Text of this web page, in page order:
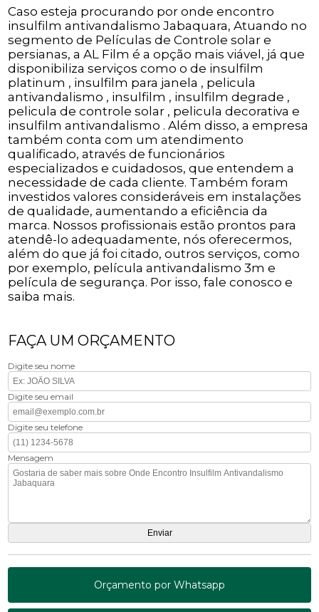
Caso esteja procurando por onde encontro
insulfilm antivandalismo Jabaquara, Atuando no
segmento de Películas de Controle solar e
persianas, a AL Film é a opção mais viável, já que
disponibiliza serviços como o de insulfilm
platinum , insulfilm para janela , pelicula
antivandalismo , insulfilm , insulfilm degrade ,
pelicula de controle solar , pelicula decorativa e
insulfilm antivandalismo . Além disso, a empresa
também conta com um atendimento
qualificado, através de funcionários
especializados e cuidadosos, que entendem a
necessidade de cada cliente. Também foram
investidos valores consideráveis em instalações
de qualidade, aumentando a eficiência da
marca. Nossos profissionais estão prontos para
atendê-lo adequadamente, nós oferecermos,
além do que já foi citado, outros serviços, como
por exemplo, película antivandalismo 3m e
película de segurança. Por isso, fale conosco e
saiba mais.
FAÇA UM ORÇAMENTO
Digite seu nome
Digite seu email
Digite seu telefone
Mensagem
Orçamento por Whatsapp